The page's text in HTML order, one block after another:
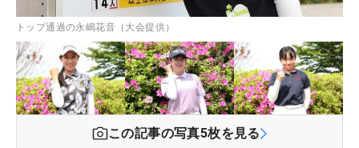
トップ通過の永嶋花音（大会提供）
この記事の写真5枚を見る